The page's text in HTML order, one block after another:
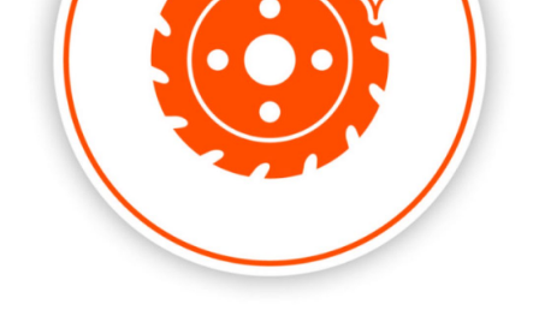
Sägetauglich
daher keine Beschädigungen der
Sägeblätter